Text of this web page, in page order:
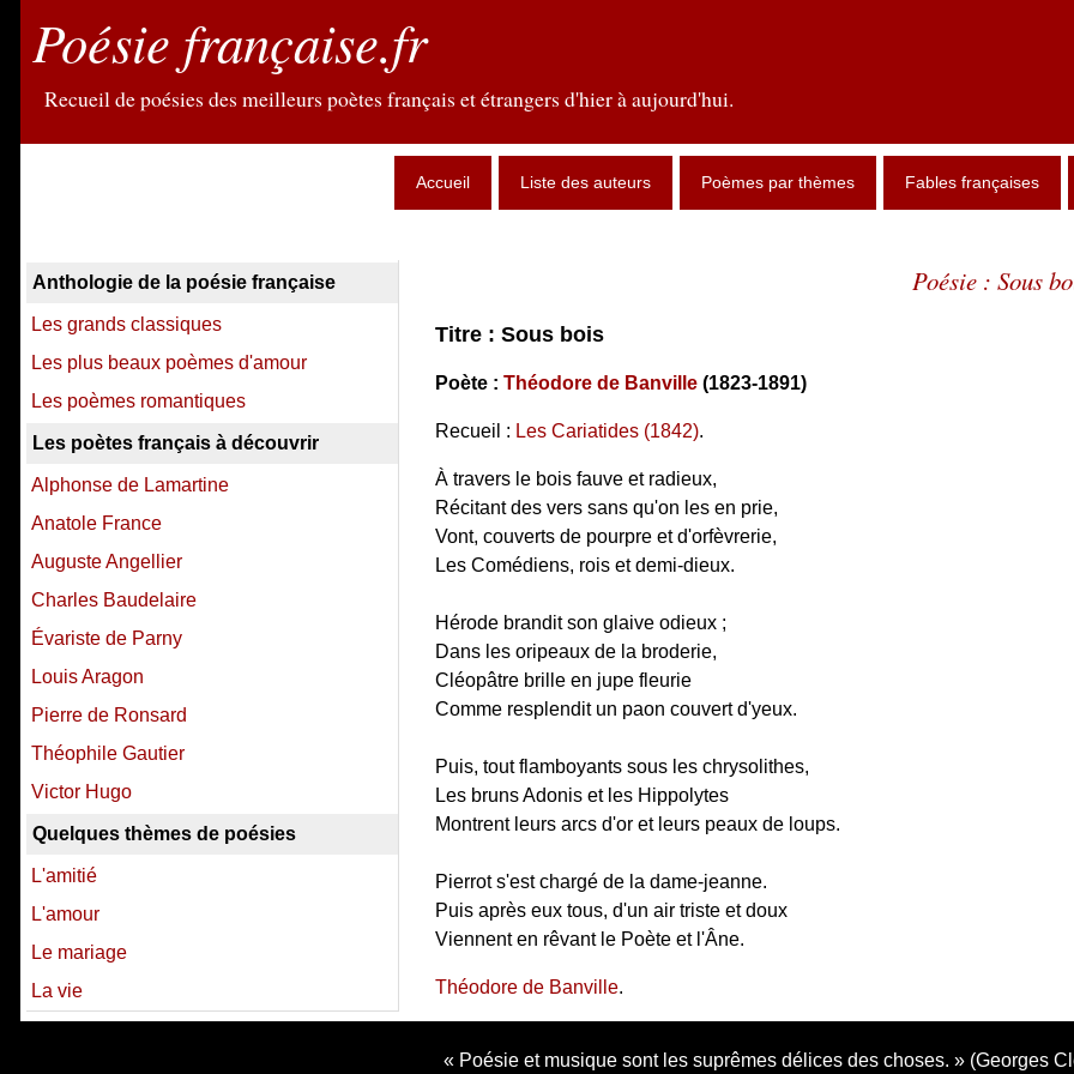
Poésie française.fr
Recueil de poésies des meilleurs poètes français et étrangers d'hier à aujourd'hui.
Accueil Liste des auteurs Poèmes par thèmes Fables françaises
Poésie : Sous
Titre : Sous bois
Poète : Théodore de Banville (1823-1891)
Recueil : Les Cariatides (1842).
À travers le bois fauve et radieux,
Récitant des vers sans qu'on les en prie,
Vont, couverts de pourpre et d'orfèvrerie,
Les Comédiens, rois et demi-dieux.
Hérode brandit son glaive odieux ;
Dans les oripeaux de la broderie,
Cléopâtre brille en jupe fleurie
Comme resplendit un paon couvert d'yeux.
Puis, tout flamboyants sous les chrysolithes,
Les bruns Adonis et les Hippolytes
Montrent leurs arcs d'or et leurs peaux de loups.
Pierrot s'est chargé de la dame-jeanne.
Puis après eux tous, d'un air triste et doux
Viennent en rêvant le Poète et l'Âne.
Théodore de Banville.
Anthologie de la poésie française
Les grands classiques
Les plus beaux poèmes d'amour
Les poèmes romantiques
Les poètes français à découvrir
Alphonse de Lamartine
Anatole France
Auguste Angellier
Charles Baudelaire
Évariste de Parny
Louis Aragon
Pierre de Ronsard
Théophile Gautier
Victor Hugo
Quelques thèmes de poésies
L'amitié
L'amour
Le mariage
La vie
Poésie et musique sont les suprêmes délices des choses. (Georges